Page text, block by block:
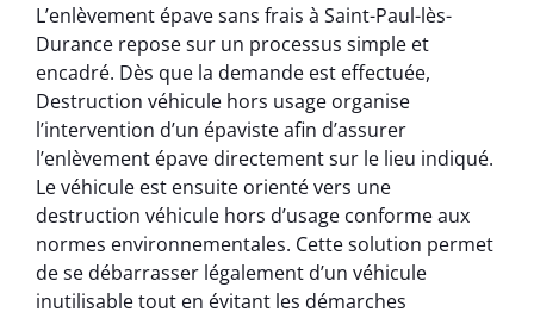
L’enlèvement épave sans frais à Saint-Paul-lès-
Durance repose sur un processus simple et
encadré. Dès que la demande est effectuée,
Destruction véhicule hors usage organise
l’intervention d’un épaviste afin d’assurer
l’enlèvement épave directement sur le lieu indiqué.
Le véhicule est ensuite orienté vers une
destruction véhicule hors d’usage conforme aux
normes environnementales. Cette solution permet
de se débarrasser légalement d’un véhicule
inutilisable tout en évitant les démarches